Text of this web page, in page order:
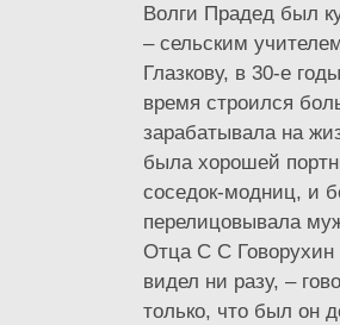
Волги Прадед был
– сельским
Глазкову, в 30-е
время строился
зарабатывала на
была хорошей
соседок-модниц, и
перелицовывала
Отца С С Говорухин
видел ни разу, –
только, что был он